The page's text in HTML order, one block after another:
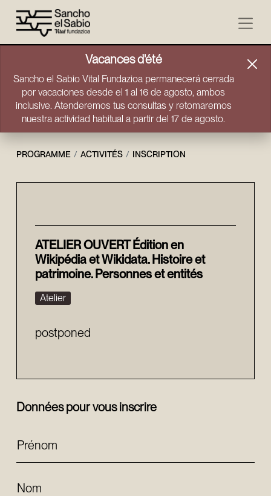
Aller directement au contenu
Vacances d'été
Sancho el Sabio Vital Fundazioa permanecerá cerrada
por vacaciones desde el 1 al 16 de agosto, ambos
inclusive. Atenderemos tus consultas y retomaremos
nuestra actividad habitual a partir del 17 de agosto.
PROGRAMME ACTIVITÉS INSCRIPTION
Inscription
ATELIER OUVERT Édition en
Wikipédia et Wikidata. Histoire et
patrimoine. Personnes et entités
Atelier
postponed
Données pour vous inscrire
Prénom
Nom